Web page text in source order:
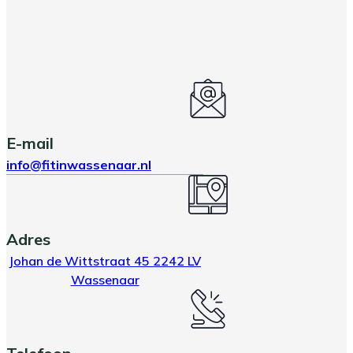
E-mail
info@fitinwassenaar.nl
Adres
Johan de Wittstraat 45 2242 LV
Wassenaar